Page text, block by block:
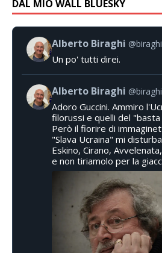
DAL MIO WALL BLUESKY
Alberto Biraghi
Un po' tutti direi.
Alberto Biraghi
Adoro Guccini. Ammiro
filorussi e quelli del "basta
Però il fiorire di
"Slava Ucraina" mi
Eskino, Cirano,
e non tiriamolo per la